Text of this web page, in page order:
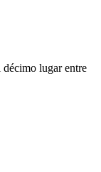
lugar entre